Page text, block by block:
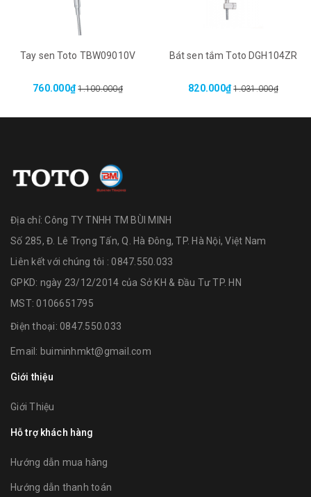
Tay sen Toto TBW09010V
760.000₫ 1.100.000₫
Bát sen tắm Toto DGH104ZR
820.000₫ 1.031.000₫
Địa chỉ:Công TY TNHH TM BÙI MINH
Số 285, Đ. Lê Trọng Tấn, Q. Hà Đông, TP. Hà Nội, Việt Nam
Liên kết với chúng tôi : 0847.550.033
GPKD: ngày 23/12/2014 của Sở KH & Đầu Tư TP. HN
MST: 0106651795
Điện thoại: 0847.550.033
Email: buiminhmkt@gmail.com
Giới thiệu
Giới Thiệu
Hỗ trợ khách hàng
Hướng dẫn mua hàng
Hướng dẫn thanh toán